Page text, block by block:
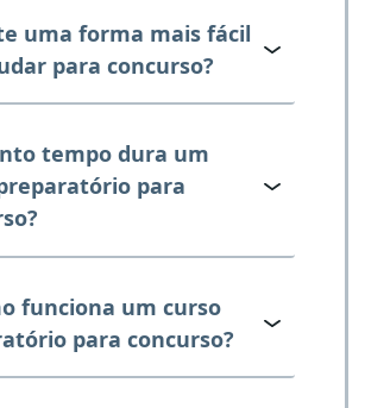
uma forma mais fácil
para concurso?
tempo dura um
para
funciona um curso
para concurso?